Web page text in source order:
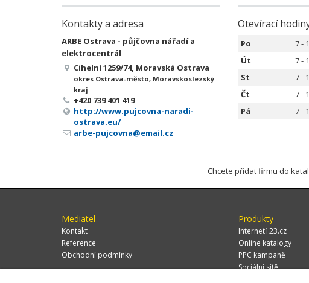
Kontakty a adresa
ARBE Ostrava - půjčovna nářadí a
elektrocentrál
Cihelní 1259/74, Moravská Ostrava
okres Ostrava-město, Moravskoslezský
kraj
+420 739 401 419
http://www.pujcovna-naradi-
ostrava.eu/
arbe-pujcovna@email.cz
Otevírací
Po
7 -
Út
7 -
St
7 -
Čt
7 -
Pá
7 -
Chcete přidat firmu do
Mediatel
Kontakt
Reference
Obchodní podmínky
Produkty
Internet123.cz
Online katalogy
PPC kampaně
Sociální sítě